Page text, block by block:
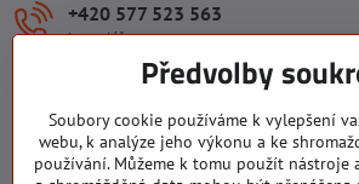
+420 577 523 563
kancelář
ivlecbych​@seznam​.cz
Důležité odkazy
Předvolby
Soubory cookie používáme k vylepšení
webu, k analýze jeho výkonu a ke
používání. Můžeme k tomu použít nástroje